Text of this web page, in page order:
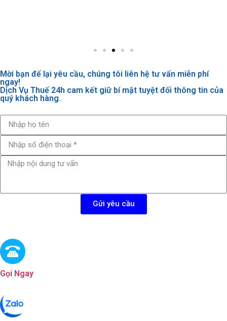
Mời bạn để lại yêu cầu, chúng tôi liên hệ tư vấn miễn phí
ngay!
Dịch Vụ Thuế 24h cam kết giữ bí mật tuyệt đối thông tin của
quý khách hàng.
Gửi yêu cầu
Gọi Ngay